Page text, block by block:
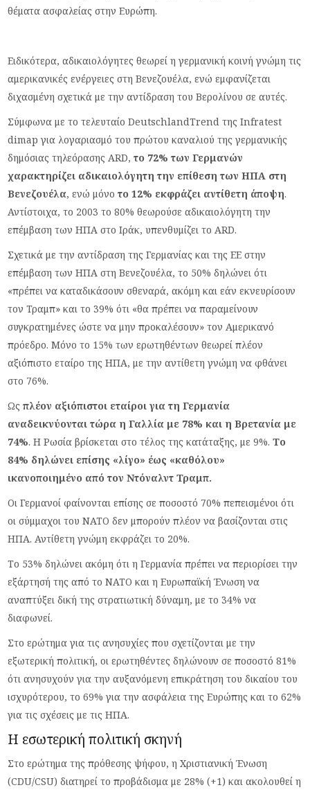
θέματα ασφαλείας στην Ευρώπη.
Ειδικότερα, αδικαιολόγητες θεωρεί η γερμανική κοινή γνώμη τις
αμερικανικές ενέργειες στη Βενεζουέλα, ενώ εμφανίζεται
διχασμένη σχετικά με την αντίδραση του Βερολίνου σε αυτές.
Σύμφωνα με το τελευταίο DeutschlandTrend της Infratest
dimap για λογαριασμό του πρώτου καναλιού της γερμανικής
δημόσιας τηλεόρασης ARD,το 72% των Γερμανών
χαρακτηρίζει αδικαιολόγητη την επίθεση των ΗΠΑ στη
Βενεζουέλα, ενώ μόνο το 12% εκφράζει αντίθετη άποψη.
Αντίστοιχα, το 2003 το 80% θεωρούσε αδικαιολόγητη την
επέμβαση των ΗΠΑ στο Ιράκ, υπενθυμίζει το ARD.
Σχετικά με την αντίδραση της Γερμανίας και της ΕΕ στην
επέμβαση των ΗΠΑ στη Βενεζουέλα, το 50% δηλώνει ότι
«πρέπει να καταδικάσουν σθεναρά, ακόμη και εάν εκνευρίσουν
τον Τραμπ» και το 39% ότι «θα πρέπει να παραμείνουν
συγκρατημένες ώστε να μην προκαλέσουν» τον Αμερικανό
πρόεδρο. Μόνο το 15% των ερωτηθέντων θεωρεί πλέον
αξιόπιστο εταίρο της ΗΠΑ, με την αντίθετη γνώμη να φθάνει
στο 76%.
Ωςπλέον αξιόπιστοι εταίροι για τη Γερμανία
αναδεικνύονται τώρα η Γαλλία με 78% και η Βρετανία με
74%. Η Ρωσία βρίσκεται στο τέλος της κατάταξης, με 9%.Το
84% δηλώνει επίσης «λίγο» έως «καθόλου»
ικανοποιημένο από τον Ντόναλντ Τραμπ.
Οι Γερμανοί φαίνονται επίσης σε ποσοστό 70% πεπεισμένοι ότι
οι σύμμαχοι του ΝΑΤΟ δεν μπορούν πλέον να βασίζονται στις
ΗΠΑ. Αντίθετη γνώμη εκφράζει το 20%.
Το 53% δηλώνει ακόμη ότι η Γερμανία πρέπει να περιορίσει την
εξάρτησή της από το ΝΑΤΟ και η Ευρωπαϊκή Ένωση να
αναπτύξει δική της στρατιωτική δύναμη, με το 34% να
διαφωνεί.
Στο ερώτημα για τις ανησυχίες που σχετίζονται με την
εξωτερική πολιτική, οι ερωτηθέντες δηλώνουν σε ποσοστό 81%
ότι ανησυχούν για την αυξανόμενη επικράτηση του δικαίου του
ισχυρότερου, το 69% για την ασφάλεια της Ευρώπης και το 62%
για τις σχέσεις με τις ΗΠΑ.
Η εσωτερική πολιτική σκηνή
Στο ερώτημα της πρόθεσης ψήφου, η Χριστιανική Ένωση
(CDU/CSU) διατηρεί το προβάδισμα με 28% (+1) και ακολουθεί η